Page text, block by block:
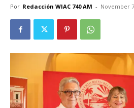
Por Redacción WIAC 740 AM - November